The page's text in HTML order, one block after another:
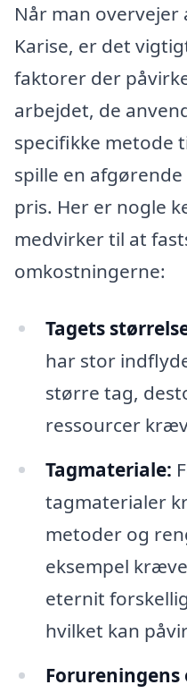
Når man
Karise, er det
faktorer der
arbejdet, de
specifikke metode
spille en
pris. Her er nogle
medvirker til at
omkostningerne:
Tagets
har stor
større tag,
ressourcer
Tagmateriale:
tagmaterialer
metoder og
eksempel
eternit
hvilket kan
Forureningens